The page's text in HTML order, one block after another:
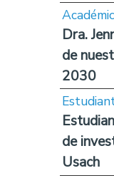
Dra.
de
2030
de
Usach